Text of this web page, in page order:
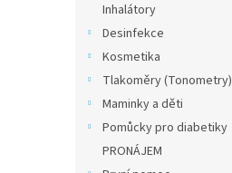
Inhalátory
Desinfekce
Kosmetika
Tlakoměry (Tonometry)
Maminky a děti
Pomůcky pro diabetiky
PRONÁJEM